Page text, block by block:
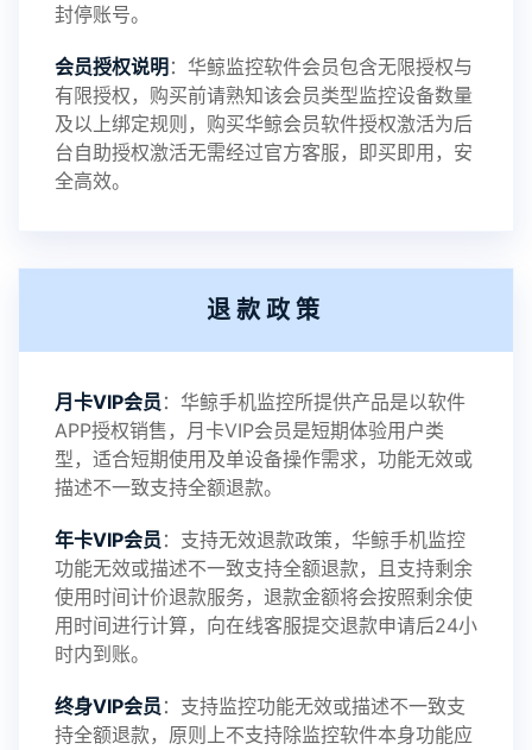
2023-01-12 V3.3
封停账号。
会员授权说明 ：华鲸监控软件会员包含无限授权与
有限授权，购买前请熟知该会员类型监控设备数量
及以上绑定规则，购买华鲸会员软件授权激活为后
台自助授权激活无需经过官方客服，即买即用，安
全高效。
退款政策
月卡VIP会员 ：华鲸手机监控所提供产品是以软件
APP授权销售，月卡VIP会员是短期体验用户类
型，适合短期使用及单设备操作需求，功能无效或
描述不一致支持全额退款。
年卡VIP会员 ：支持无效退款政策，华鲸手机监控
功能无效或描述不一致支持全额退款，且支持剩余
使用时间计价退款服务，退款金额将会按照剩余使
用时间进行计算，向在线客服提交退款申请后24小
时内到账。
终身VIP会员 ：支持监控功能无效或描述不一致支
持全额退款，原则上不支持除监控软件本身功能应